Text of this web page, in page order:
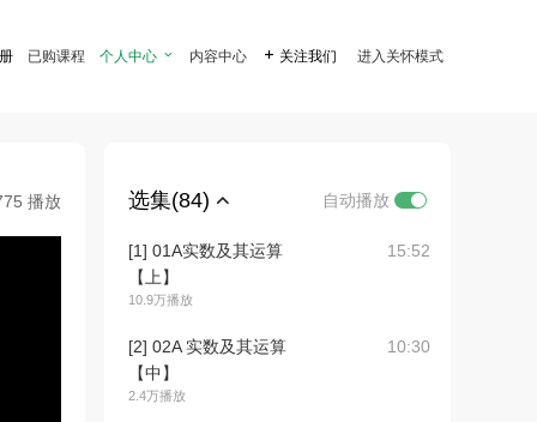
已购课程 个人中心  内容中心  关注我们 进入关怀模式
播放 选集(84) 自动播放
[1] 01A实数及其运算
【上】
10.9万播放
15:52
[2] 02A 实数及其运算
【中】
2.4万播放
10:30